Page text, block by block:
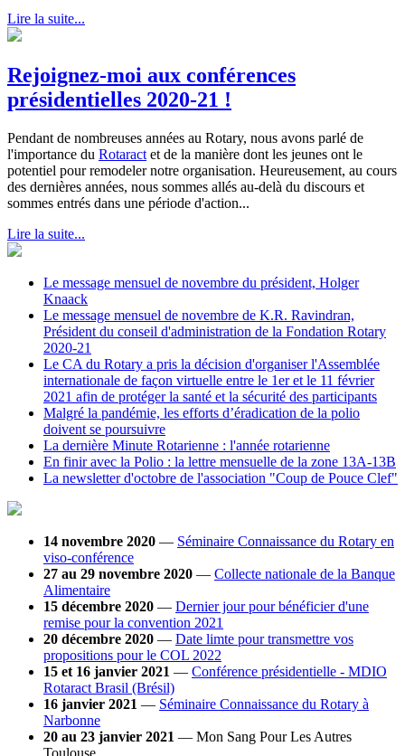
Lire la suite...
Rejoignez-moi aux conférences
présidentielles 2020-21 !
Pendant de nombreuses années au Rotary, nous avons parlé de
l'importance du Rotaract et de la manière dont les jeunes ont le
potentiel pour remodeler notre organisation. Heureusement, au cours
des dernières années, nous sommes allés au-delà du discours et
sommes entrés dans une période d'action...
Lire la suite...
Le message mensuel de novembre du président, Holger
Knaack
Le message mensuel de novembre de K.R. Ravindran,
Président du conseil d'administration de la Fondation Rotary
2020-21
Le CA du Rotary a pris la décision d'organiser l'Assemblée
internationale de façon virtuelle entre le 1er et le 11 février
2021 afin de protéger la santé et la sécurité des participants
Malgré la pandémie, les efforts d’éradication de la polio
doivent se poursuivre
La dernière Minute Rotarienne : l'année rotarienne
En finir avec la Polio : la lettre mensuelle de la zone 13A-13B
La newsletter d'octobre de l'association "Coup de Pouce Clef"
14 novembre 2020 — Séminaire Connaissance du Rotary en
viso-conférence
27 au 29 novembre 2020 — Collecte nationale de la Banque
Alimentaire
15 décembre 2020 — Dernier jour pour bénéficier d'une
remise pour la convention 2021
20 décembre 2020 — Date limte pour transmettre vos
propositions pour le COL 2022
15 et 16 janvier 2021 — Conférence présidentielle - MDIO
Rotaract Brasil (Brésil)
16 janvier 2021 — Séminaire Connaissance du Rotary à
Narbonne
20 au 23 janvier 2021 — Mon Sang Pour Les Autres
Toulouse